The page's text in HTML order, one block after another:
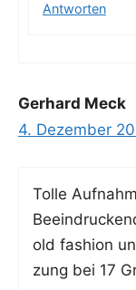
Antworten
Gerhard Meck
4. Dezember
Tol­le
old fashion
zung bei 17